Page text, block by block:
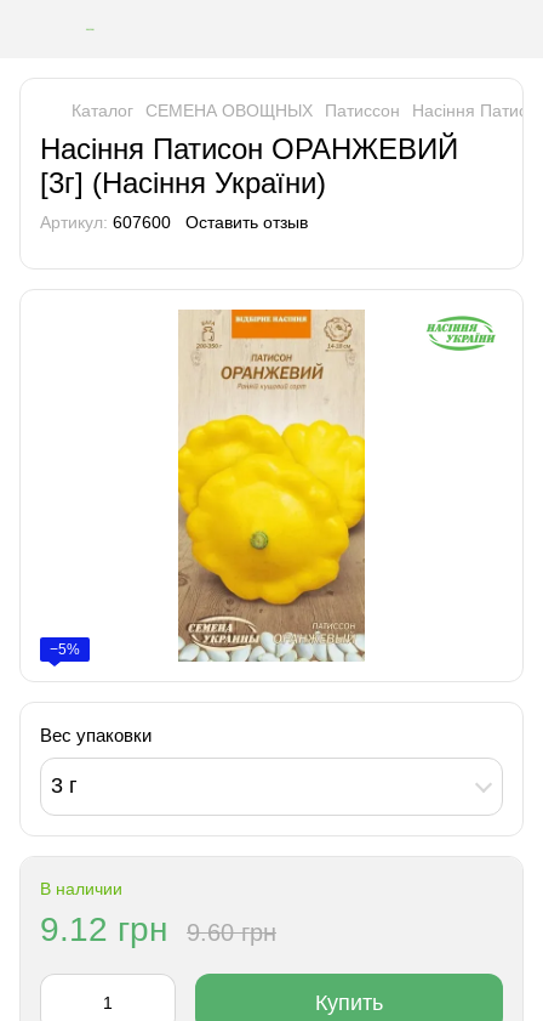
Каталог СЕМЕНА ОВОЩНЫХ Патиссон Насіння
Насіння Патисон ОРАНЖЕВИЙ
[3г] (Насіння України)
Артикул: 607600 Оставить отзыв
−5%
Вес упаковки
3 г
В наличии
9.12 грн 9.60 грн
Купить